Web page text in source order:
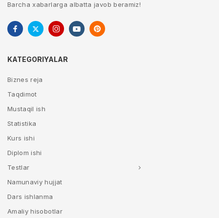
Barcha xabarlarga albatta javob beramiz!
KATEGORIYALAR
Biznes reja
Taqdimot
Mustaqil ish
Statistika
Kurs ishi
Diplom ishi
Testlar
Namunaviy hujjat
Dars ishlanma
Amaliy hisobotlar